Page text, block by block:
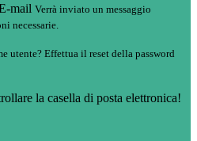
mail Verrà inviato un messaggio
necessarie.
utente? Effettua il reset della password
la casella di posta elettronica!